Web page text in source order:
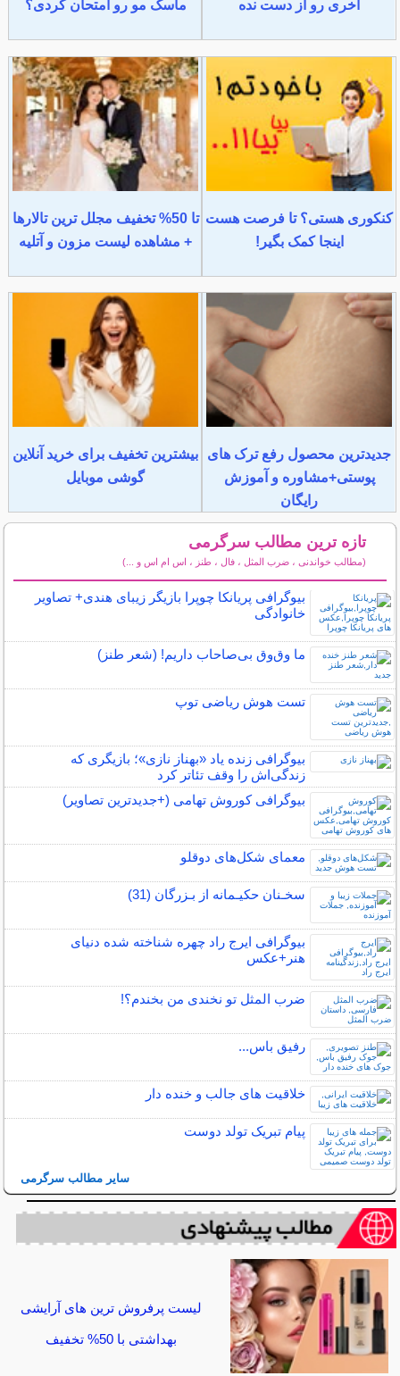
آخری رو از دست نده ماسک مو رو امتحان کردی؟
کنکوری هستی؟ تا فرصت هست
اینجا کمک بگیر!
تا 50% تخفیف مجلل ترین تالارها
+ مشاهده لیست مزون و آتلیه
جدیدترین محصول رفع ترک های
پوستی+مشاوره و آموزش
رایگان
بیشترین تخفیف برای خرید آنلاین
گوشی موبایل
تازه ترین مطالب سرگرمی
(مطالب خواندنی ، ضرب المثل ، فال ، طنز ، اس ام اس و ...)
بیوگرافی پریانکا چوپرا بازیگر زیبای هندی+ تصاویر
خانوادگی
ما وق‌وق بی‌صاحاب داریم! (شعر طنز)
تست هوش ریاضی توپ
بیوگرافی زنده یاد «بهناز نازی»؛ بازیگری که
زندگی‌اش را وقف تئاتر کرد
بیوگرافی کوروش تهامی (+جدیدترین تصاویر)
معمای شکل‌های دوقلو
سخـنان حکیـمانه از بـزرگان (31)
بیوگرافی ایرج راد چهره شناخته شده دنیای
هنر+عکس
ضرب المثل تو نخندی من بخندم؟!
رفیق باس...
خلاقیت های جالب و خنده دار
پیام تبریک تولد دوست
سایر مطالب سرگرمی
لیست پرفروش ترین های آرایشی
بهداشتی با 50% تخفیف